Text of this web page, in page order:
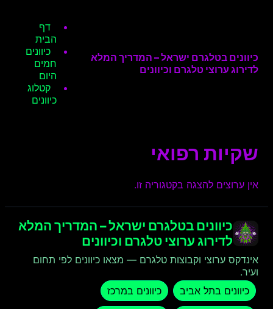
כיוונים בטלגרם ישראל – המדריך המלא
לדירוג ערוצי טלגרם וכיוונים
דף
הבית
כיוונים
חמים
היום
קטלוג
כיוונים
שקיות רפואי
אין ערוצים להצגה בקטגוריה זו.
כיוונים בטלגרם ישראל – המדריך המלא
לדירוג ערוצי טלגרם וכיוונים
אינדקס ערוצי וקבוצות טלגרם — מצאו כיוונים לפי תחום
ועיר.
כיוונים בתל אביב
כיוונים במרכז